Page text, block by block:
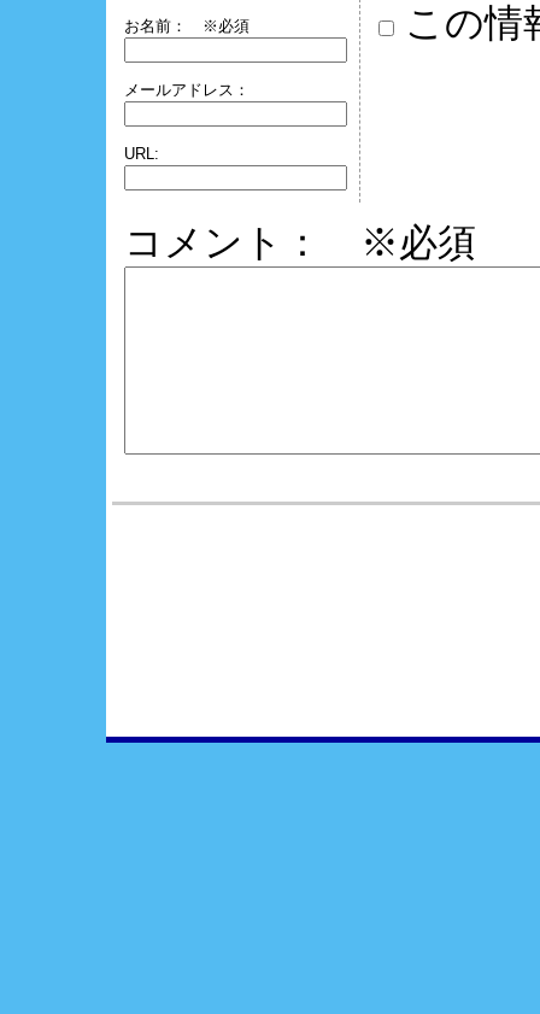
お名前： ※必須
メールアドレス：
URL:
この情
コメント： ※必須